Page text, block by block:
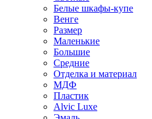
Белые шкафы-купе
Венге
Размер
Маленькие
Большие
Средние
Отделка и материал
МДФ
Пластик
Alvic Luxe